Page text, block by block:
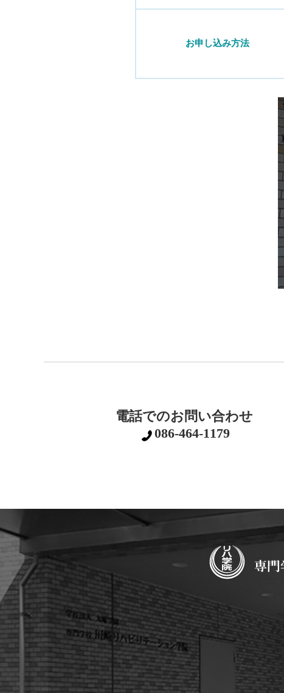
お申し込み方法
電話でのお問い合わせ
086-464-1179